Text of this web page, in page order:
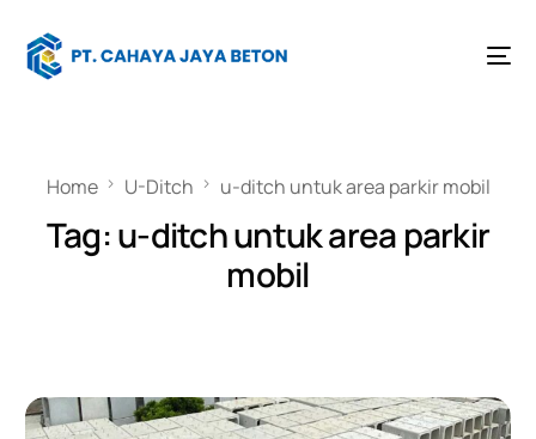
Home U-Ditch u-ditch untuk area parkir mobil
Tag:u-ditch untuk area parkir
mobil